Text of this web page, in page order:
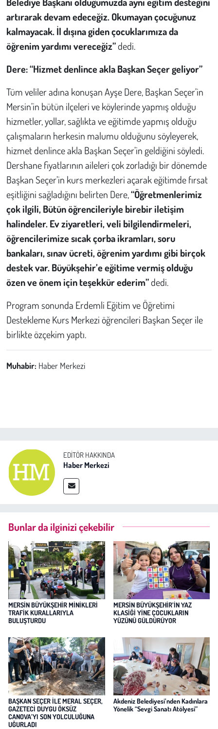
artırarak devam edeceğiz. Okumayan çocuğunuz
kalmayacak. İl dışına giden çocuklarımıza da
öğrenim yardımı vereceğiz”dedi.
Dere: “Hizmet denlince akla Başkan Seçer geliyor”
Tüm veliler adına konuşan Ayşe Dere, Başkan Seçer’in
Mersin’in bütün ilçeleri ve köylerinde yapmış olduğu
hizmetler, yollar, sağlıkta ve eğitimde yapmış olduğu
çalışmaların herkesin malumu olduğunu söyleyerek,
hizmet denlince akla Başkan Seçer’in geldiğini söyledi.
Dershane fiyatlarının aileleri çok zorladığı bir dönemde
Başkan Seçer’in kurs merkezleri açarak eğitimde fırsat
eşitliğini sağladığını belirten Dere,“Öğretmenlerimiz
çok ilgili, Bütün öğrencileriyle birebir iletişim
halindeler. Ev ziyaretleri, veli bilgilendirmeleri,
öğrencilerimize sıcak çorba ikramları, soru
bankaları, sınav ücreti, öğrenim yardımı gibi birçok
destek var. Büyükşehir’e eğitime vermiş olduğu
özen ve önem için teşekkür ederim”dedi.
Program sonunda Erdemli Eğitim ve Öğretimi
Destekleme Kurs Merkezi öğrencileri Başkan Seçer ile
birlikte özçekim yaptı.
Muhabir: Haber Merkezi
EDITÖR HAKKINDA
Haber Merkezi
Bunlar da ilginizi çekebilir
MERSİN BÜYÜKŞEHİR MİNİKLERİ
TRAFİK KURALLARIYLA
BULUŞTURDU
MERSİN BÜYÜKŞEHİR’İN YAZ
KLASİĞİ YİNE ÇOCUKLARIN
YÜZÜNÜ GÜLDÜRÜYOR
BAŞKAN SEÇER İLE MERAL SEÇER,
GAZETECİ DUYGU ÖKSÜZ
CANOVA’YI SON YOLCULUĞUNA
UĞURLADI
Akdeniz Belediyesi’nden Kadınlara
Yönelik “Sevgi Sanatı Atölyesi”